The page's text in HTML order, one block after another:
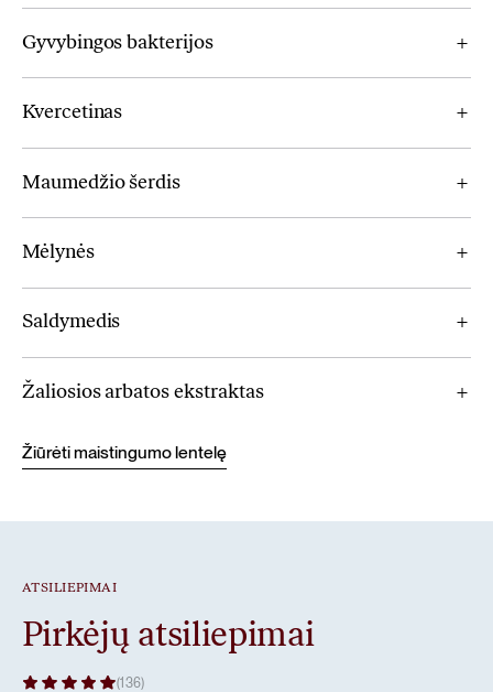
Gyvybingos bakterijos
Kvercetinas
Maumedžio šerdis
Mėlynės
Saldymedis
Žaliosios arbatos ekstraktas
Žiūrėti maistingumo lentelę
ATSILIEPIMAI
Pirkėjų atsiliepimai
(136)